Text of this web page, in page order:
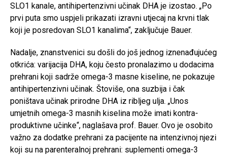
SLO1 kanale, antihipertenzivni učinak DHA je izostao. „Po
prvi puta smo uspjeli prikazati izravni utjecaj na krvni tlak
koji je posredovan SLO1 kanalima“, zaključuje Bauer.
Nadalje, znanstvenici su došli do još jednog iznenađujućeg
otkrića: varijacija DHA, koju često pronalazimo u dodacima
prehrani koji sadrže omega-3 masne kiseline, ne pokazuje
antihipertenzivni učinak. Štoviše, ona suzbija i čak
poništava učinak prirodne DHA iz ribljeg ulja. „Unos
umjetnih omega-3 masnih kiselina može imati kontra-
produktivne učinke“, naglašava prof. Bauer. Ovo je osobito
važno za dodatke prehrani za pacijente na intenzivnoj njezi
koji su na parenteralnoj prehrani: suplementi omega-3